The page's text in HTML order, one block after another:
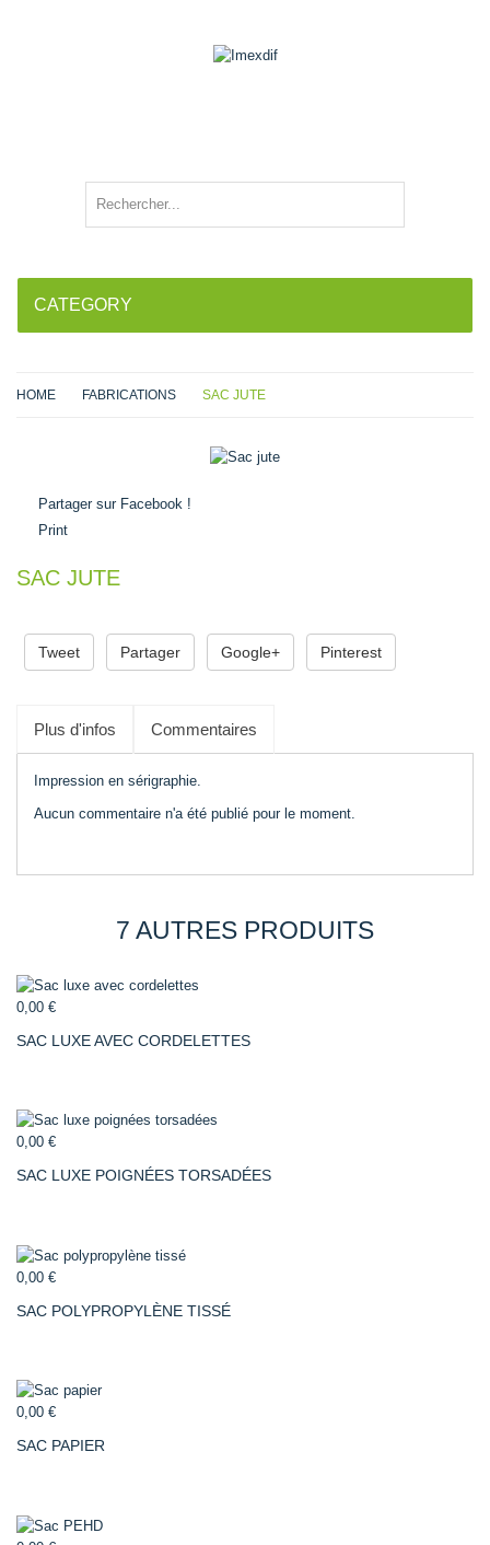
CATEGORY
HOME FABRICATIONS SAC JUTE
Partager sur Facebook !
Print
SAC JUTE
Tweet Partager Google+ Pinterest
Plus d'infos Commentaires
Impression en sérigraphie.
Aucun commentaire n'a été publié pour le moment.
7 AUTRES PRODUITS
0,00 €
SAC LUXE AVEC CORDELETTES
0,00 €
SAC LUXE POIGNÉES TORSADÉES
0,00 €
SAC POLYPROPYLÈNE TISSÉ
0,00 €
SAC PAPIER